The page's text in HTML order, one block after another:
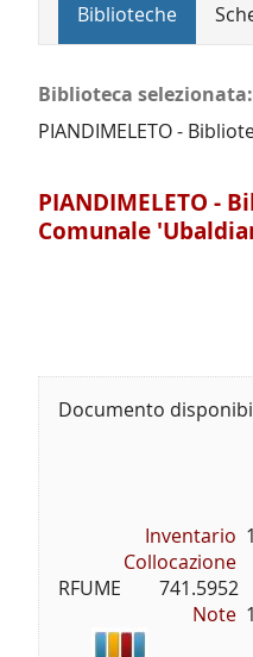
Biblioteche
Biblioteca selezionata:
PIANDIMELETO -
PIANDIMELETO -
Comunale
Documento
Inventario
Collocazione
RFUME        741.5952
Note